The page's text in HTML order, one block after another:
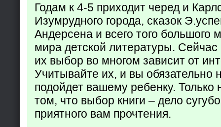
Годам к 4-5 приходит черед и
Изумрудного города, сказок
Андерсена и всего того большого
мира детской литературы. Сейчас
их выбор во многом зависит от
Учитывайте их, и вы обязательно
подойдет вашему ребенку. Только
том, что выбор книги – дело
приятного вам прочтения.